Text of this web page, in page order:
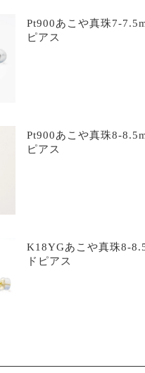
Pt900あこや真珠7-
ピアス
Pt900あこや真珠8-
ピアス
K18YGあこや真珠8-
ドピアス